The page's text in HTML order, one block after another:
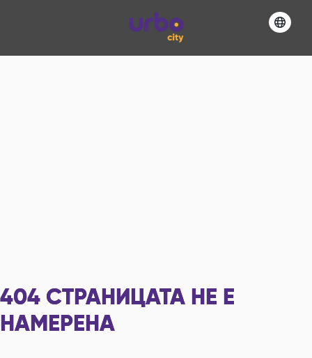
404 СТРАНИЦАТА НЕ Е
НАМЕРЕНА